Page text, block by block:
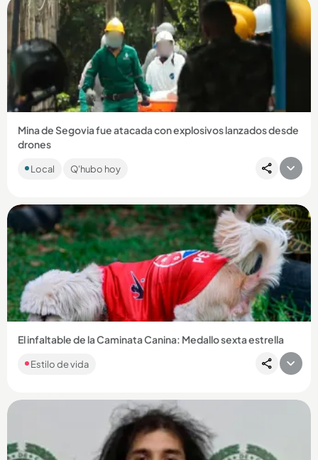
Compartir Noticia
Mina de Segovia fue atacada con explosivos lanzados desde
drones
Las autoridades señalan al frente 4 de las disidencias de las
Farc como los responsables. Dos personas resultaron
Local Q'hubo hoy
Compartir Noticia
El infaltable de la Caminata Canina: Medallo sexta estrella
Estilo de vida